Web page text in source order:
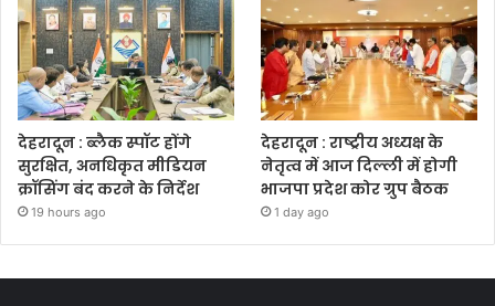
देहरादून : ब्लैक स्पॉट होंगे
सुरक्षित, अनधिकृत मीडियन
क्रॉसिंग बंद करने के निर्देश
19 hours ago
देहरादून : राष्ट्रीय अध्यक्ष के
नेतृत्व में आज दिल्ली में होगी
भाजपा प्रदेश कोर ग्रुप बैठक
1 day ago